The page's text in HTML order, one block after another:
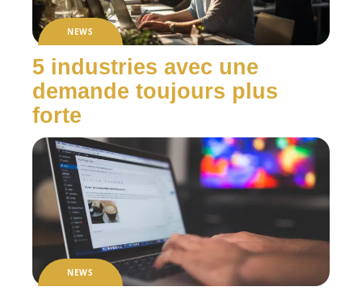
NEWS
5 industries avec une
demande toujours plus
forte
NEWS